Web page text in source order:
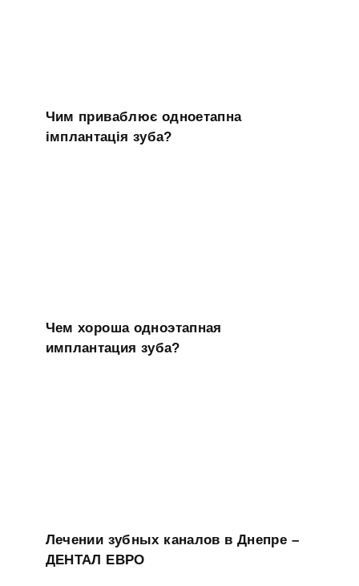
Чим приваблює одноетапна
імплантація зуба?
Чем хороша одноэтапная
имплантация зуба?
Лечении зубных каналов в Днепре –
ДЕНТАЛ ЕВРО